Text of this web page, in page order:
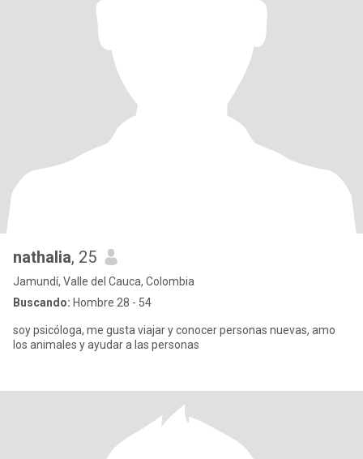
nathalia, 25
Jamundí, Valle del Cauca, Colombia
Buscando: Hombre 28 - 54
soy psicóloga, me gusta viajar y conocer personas nuevas, amo
los animales y ayudar a las personas